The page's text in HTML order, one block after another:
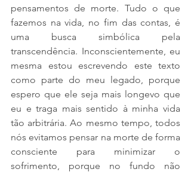
pensamentos de morte. Tudo o que
fazemos na vida, no fim das contas, é
uma busca simbólica pela
transcendência. Inconscientemente, eu
mesma estou escrevendo este texto
como parte do meu legado, porque
espero que ele seja mais longevo que
eu e traga mais sentido à minha vida
tão arbitrária. Ao mesmo tempo, todos
nós evitamos pensar na morte de forma
consciente para minimizar o
sofrimento, porque no fundo não